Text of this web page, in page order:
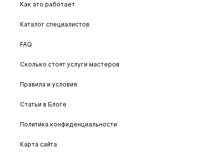
Как это работает
Каталог специалистов
FAQ
Сколько стоят услуги мастеров
Правила и условия
Статьи в Блоге
Политика конфиденциальности
Карта сайта